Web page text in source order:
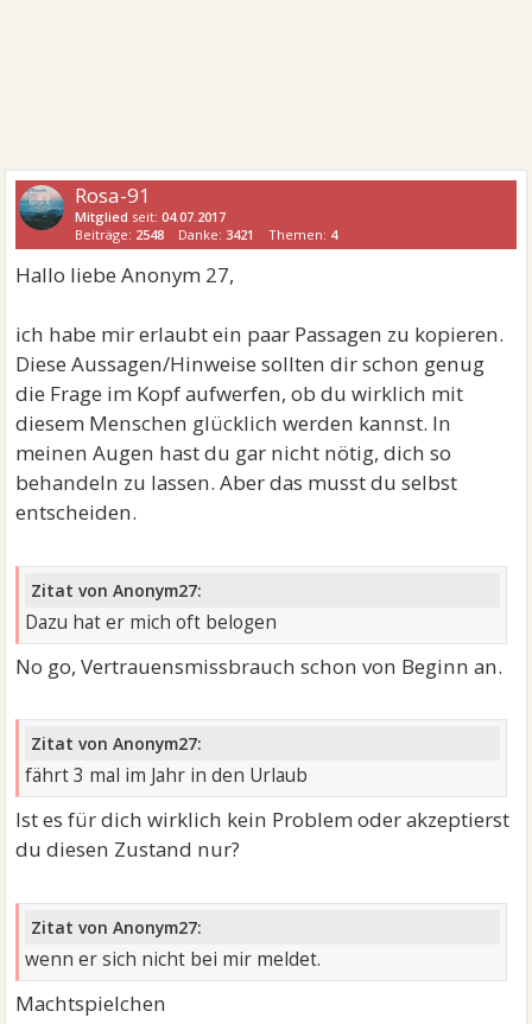
Rosa-91
Mitglied seit:04.07.2017
Beiträge: 2548 Danke: 3421 Themen: 4
Hallo liebe Anonym 27,
ich habe mir erlaubt ein paar Passagen zu kopieren.
Diese Aussagen/Hinweise sollten dir schon genug
die Frage im Kopf aufwerfen, ob du wirklich mit
diesem Menschen glücklich werden kannst. In
meinen Augen hast du gar nicht nötig, dich so
behandeln zu lassen. Aber das musst du selbst
entscheiden.
Zitat von Anonym27:
Dazu hat er mich oft belogen
No go, Vertrauensmissbrauch schon von Beginn an.
Zitat von Anonym27:
fährt 3 mal im Jahr in den Urlaub
Ist es für dich wirklich kein Problem oder akzeptierst
du diesen Zustand nur?
Zitat von Anonym27:
wenn er sich nicht bei mir meldet.
Machtspielchen